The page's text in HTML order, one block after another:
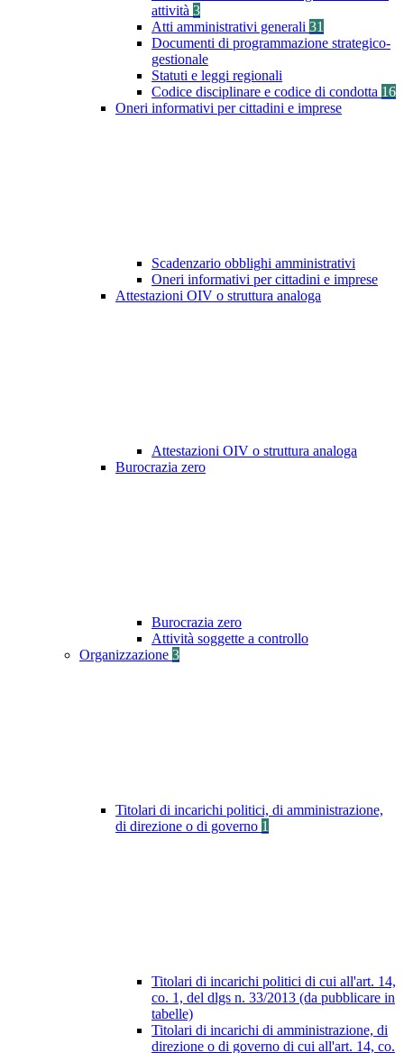
attività 3
Atti amministrativi generali 31
Documenti di programmazione strategico-
gestionale
Statuti e leggi regionali
Codice disciplinare e codice di condotta 16
Oneri informativi per cittadini e imprese
Scadenzario obblighi amministrativi
Oneri informativi per cittadini e imprese
Attestazioni OIV o struttura analoga
Attestazioni OIV o struttura analoga
Burocrazia zero
Burocrazia zero
Attività soggette a controllo
Organizzazione 3
Titolari di incarichi politici, di amministrazione,
di direzione o di governo 1
Titolari di incarichi politici di cui all'art. 14,
co. 1, del dlgs n. 33/2013 (da pubblicare in
tabelle)
Titolari di incarichi di amministrazione, di
direzione o di governo di cui all'art. 14, co.